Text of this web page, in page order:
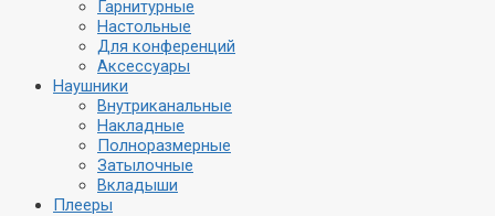
Гарнитурные
Настольные
Для конференций
Аксессуары
Наушники
Внутриканальные
Накладные
Полноразмерные
Затылочные
Вкладыши
Плееры